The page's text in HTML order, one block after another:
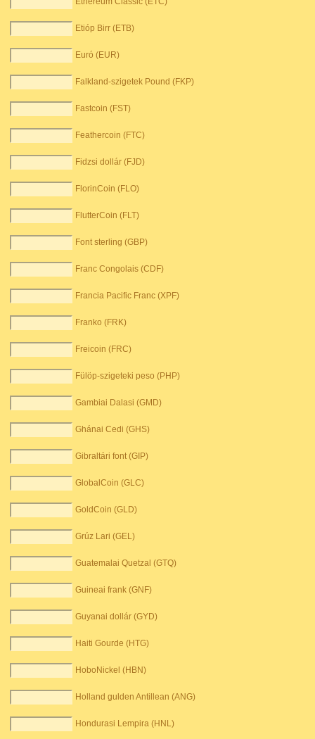
Etióp Birr (ETB)
Euró (EUR)
Falkland-szigetek Pound (FKP)
Fastcoin (FST)
Feathercoin (FTC)
Fidzsi dollár (FJD)
FlorinCoin (FLO)
FlutterCoin (FLT)
Font sterling (GBP)
Franc Congolais (CDF)
Francia Pacific Franc (XPF)
Franko (FRK)
Freicoin (FRC)
Fülöp-szigeteki peso (PHP)
Gambiai Dalasi (GMD)
Ghánai Cedi (GHS)
Gibraltári font (GIP)
GlobalCoin (GLC)
GoldCoin (GLD)
Grúz Lari (GEL)
Guatemalai Quetzal (GTQ)
Guineai frank (GNF)
Guyanai dollár (GYD)
Haiti Gourde (HTG)
HoboNickel (HBN)
Holland gulden Antillean (ANG)
Hondurasi Lempira (HNL)